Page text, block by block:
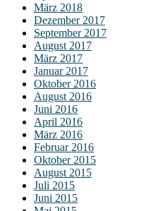
März 2018
Dezember 2017
September 2017
August 2017
März 2017
Januar 2017
Oktober 2016
August 2016
Juni 2016
April 2016
März 2016
Februar 2016
Oktober 2015
August 2015
Juli 2015
Juni 2015